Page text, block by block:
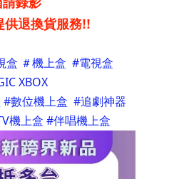
供退換貨服務!!
盒 ＃機上盒 #電視盒
XBOX
數位機上盒  #追劇神器
機上盒 #伴唱機上盒